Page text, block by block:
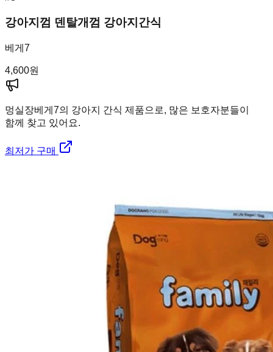
강아지껌 덴탈개껌 강아지간식
베게7
4,600원
멍실장베게7의 강아지 간식 제품으로, 많은 보호자분들이
함께 찾고 있어요.
최저가 구매